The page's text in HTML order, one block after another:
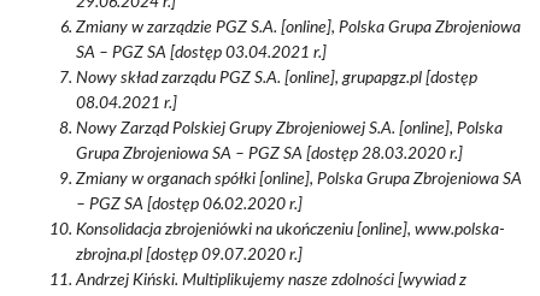
Zmiany w zarządzie PGZ S.A. [online], Polska Grupa Zbrojeniowa
SA – PGZ SA [dostęp 03.04.2021 r.]
Nowy skład zarządu PGZ S.A. [online], grupapgz.pl [dostęp
08.04.2021 r.]
Nowy Zarząd Polskiej Grupy Zbrojeniowej S.A. [online], Polska
Grupa Zbrojeniowa SA – PGZ SA [dostęp 28.03.2020 r.]
Zmiany w organach spółki [online], Polska Grupa Zbrojeniowa SA
– PGZ SA [dostęp 06.02.2020 r.]
Konsolidacja zbrojeniówki na ukończeniu [online], www.polska-
zbrojna.pl [dostęp 09.07.2020 r.]
Andrzej Kiński. Multiplikujemy nasze zdolności [wywiad z